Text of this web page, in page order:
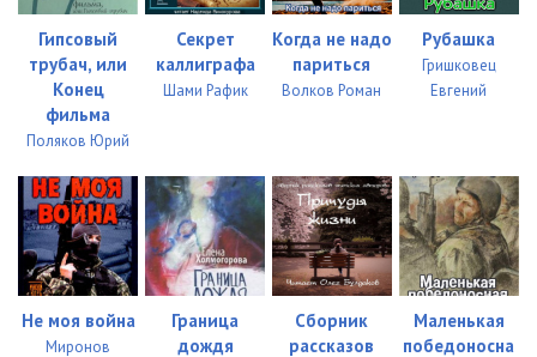
Гипсовый
трубач, или
Конец
фильма
Поляков Юрий
Секрет
каллиграфа
Шами Рафик
Когда не надо
париться
Волков Роман
Рубашка
Гришковец
Евгений
Не моя война
Миронов
Граница
дождя
Сборник
рассказов
Маленькая
победоносна